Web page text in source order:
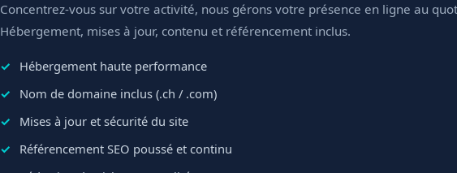
Concentrez-vous sur votre activité, nous gérons votre présence en ligne au
Hébergement, mises à jour, contenu et référencement inclus.
Hébergement haute performance
Nom de domaine inclus (.ch / .com)
Mises à jour et sécurité du site
Référencement SEO poussé et continu